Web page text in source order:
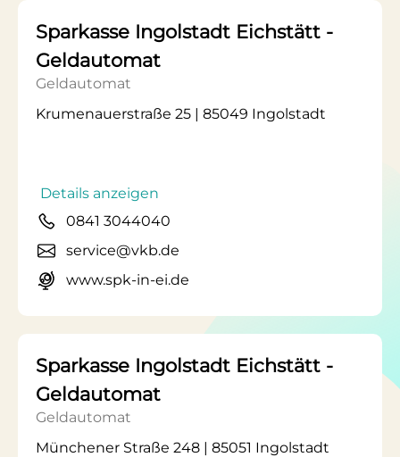
Sparkasse Ingolstadt Eichstätt -
Geldautomat
Geldautomat
Krumenauerstraße 25 | 85049 Ingolstadt
Details anzeigen
0841 3044040
service@vkb.de
www.spk-in-ei.de
Sparkasse Ingolstadt Eichstätt -
Geldautomat
Geldautomat
Münchener Straße 248 | 85051 Ingolstadt